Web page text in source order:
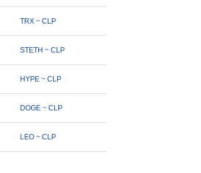
TRX ~ CLP
STETH ~ CLP
HYPE ~ CLP
DOGE ~ CLP
LEO ~ CLP